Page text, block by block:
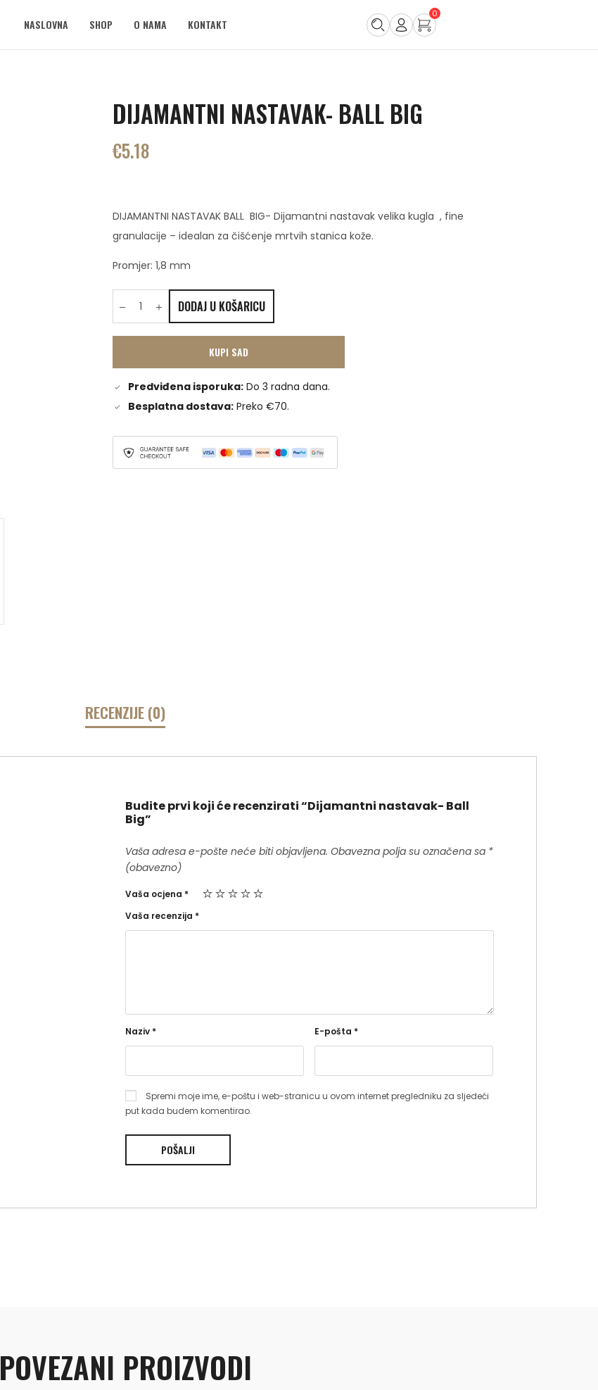
NASLOVNA SHOP O NAMA KONTAKT
0
DIJAMANTNI NASTAVAK- BALL BIG
€5.18
DIJAMANTNI NASTAVAK BALL BIG- Dijamantni nastavak velika kugla , fine
granulacije – idealan za čišćenje mrtvih stanica kože.
Promjer: 1,8 mm
DODAJ U KOŠARICU
KUPI SAD
Predviđena isporuka: Do 3 radna dana.
Besplatna dostava: Preko €70.
RECENZIJE (0)
Budite prvi koji će recenzirati “Dijamantni nastavak- Ball
Big”
Vaša adresa e-pošte neće biti objavljena. Obavezna polja su označena sa *
(obavezno)
Vaša ocjena *
Vaša recenzija *
Naziv * E-pošta *
Spremi moje ime, e-poštu i web-stranicu u ovom internet pregledniku za sljedeći
put kada budem komentirao.
POVEZANI PROIZVODI